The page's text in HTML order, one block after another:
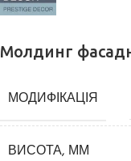
Молдинг
МОДИФІКАЦІЯ
ВИСОТА, ММ